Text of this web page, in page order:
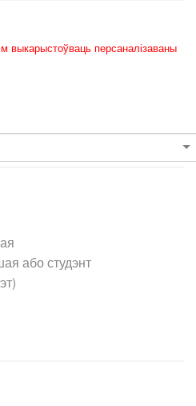
выкарыстоўваць персаналізаваны
або студэнт